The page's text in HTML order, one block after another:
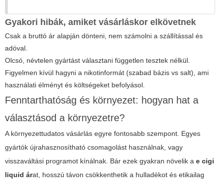
Gyakori hibák, amiket vásárláskor elkövetnek
Csak a bruttó ár alapján dönteni, nem számolni a szállítással és
adóval.
Olcsó, névtelen gyártást választani független tesztek nélkül.
Figyelmen kívül hagyni a nikotinformát (szabad bázis vs salt), ami
használati élményt és költségeket befolyásol.
Fenntarthatóság és környezet: hogyan hat a
választásod a környezetre?
A környezettudatos vásárlás egyre fontosabb szempont. Egyes
gyártók újrahasznosítható csomagolást használnak, vagy
visszaváltási programot kínálnak. Bár ezek gyakran növelik a e cigi
liquid árat, hosszú távon csökkenthetik a hulladékot és etikailag